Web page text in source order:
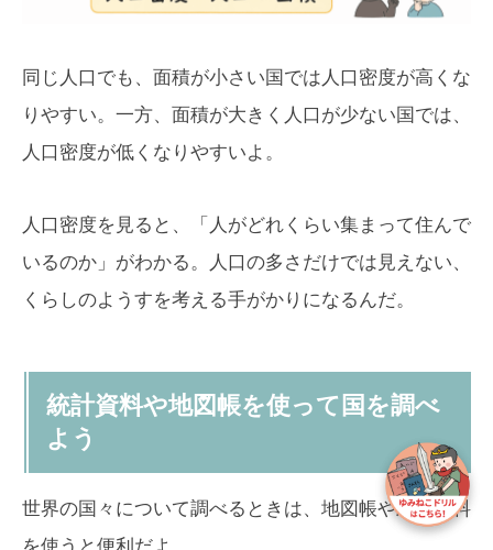
同じ人口でも、面積が小さい国では人口密度が高くな
りやすい。一方、面積が大きく人口が少ない国では、
人口密度が低くなりやすいよ。
人口密度を見ると、「人がどれくらい集まって住んで
いるのか」がわかる。人口の多さだけでは見えない、
くらしのようすを考える手がかりになるんだ。
統計資料や地図帳を使って国を調べ
よう
世界の国々について調べるときは、地図帳や統計資料
を使うと便利だよ。